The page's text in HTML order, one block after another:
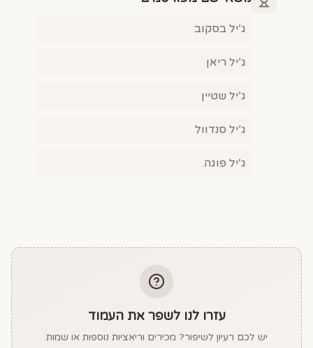
ג’יל בסקוב
ג’יל ריאן
ג’יל שטיין
ג’יל סנדוול
ג’יל פוגה.
עזרו לנו לשפר את העמוד
יש לכם רעיון לשיפור? מכירים וריאציות נוספות או שמות